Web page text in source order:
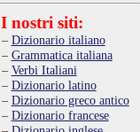
I nostri siti:
Dizionario italiano
Grammatica italiana
Verbi Italiani
Dizionario latino
Dizionario greco antico
Dizionario francese